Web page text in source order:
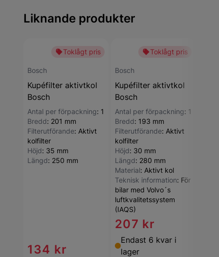
Liknande produkter
Toklågt pris
Bosch
Kupéfilter aktivtkol
Bosch
Antal per förpackning: 1
Bredd: 201 mm
Filterutförande: Aktivt
kolfilter
Höjd: 35 mm
Längd: 250 mm
134 kr
Toklågt pris
Bosch
Kupéfilter aktivtkol
Bosch
Antal per förpackning: 1
Bredd: 193 mm
Filterutförande: Aktivt
kolfilter
Höjd: 30 mm
Längd: 280 mm
Material: Aktivt kol
Teknisk information: För
bilar med Volvo´s
luftkvalitetssystem
(IAQS)
207 kr
Endast 6 kvar i
lager